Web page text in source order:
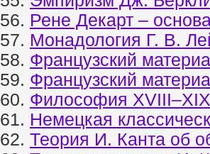
56. Рене Декарт –
57. Монадология Г. В.
58. Французский
59. Французский
60. Философия
61. Немецкая
62. Теория И. Канта об